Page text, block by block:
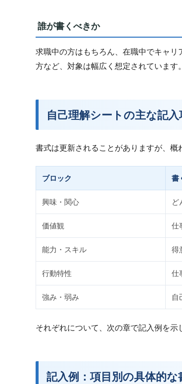
誰が書くべきか
求職中の方はもちろん、在職中でキャ
方など、対象は幅広く想定されています。
自己理解シートの主な記入
書式は更新されることがありますが、概
ブロック 書
興味・関心 ど
価値観 仕
能力・スキル 得
行動特性 仕
強み・弱み 自
それぞれについて、次の章で記入例を示
記入例：項目別の具体的な